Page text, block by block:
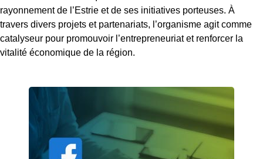
rayonnement de l’Estrie et de ses initiatives porteuses. À
travers divers projets et partenariats, l’organisme agit comme
catalyseur pour promouvoir l’entrepreneuriat et renforcer la
vitalité économique de la région.